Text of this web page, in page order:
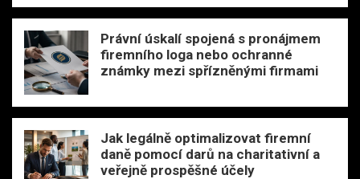
Právní úskalí spojená s pronájmem
firemního loga nebo ochranné
známky mezi spřízněnými firmami
Jak legálně optimalizovat firemní
daně pomocí darů na charitativní a
veřejně prospěšné účely